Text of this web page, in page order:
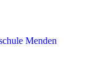
Menden